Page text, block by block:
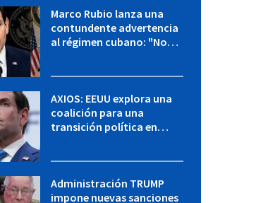
Marco Rubio lanza una
contundente advertencia
al régimen cubano: "No
AXIOS: EEUU explora una
coalición para una
transición política en
Administración TRUMP
impone nuevas sanciones